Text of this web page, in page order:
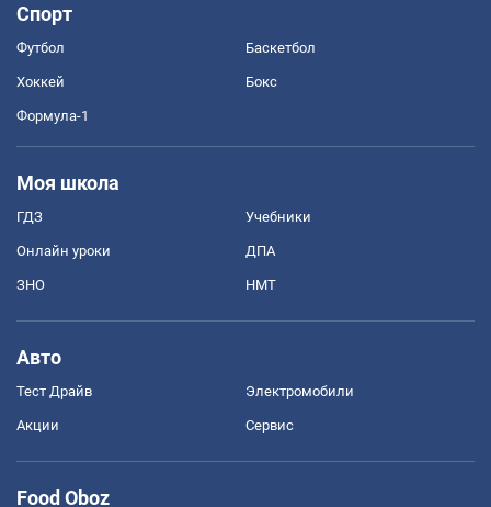
Спорт
Футбол Баскетбол
Хоккей Бокс
Формула-1
Моя школа
ГДЗ Учебники
Онлайн уроки ДПА
ЗНО НМТ
Авто
Тест Драйв Электромобили
Акции Сервис
Food Oboz